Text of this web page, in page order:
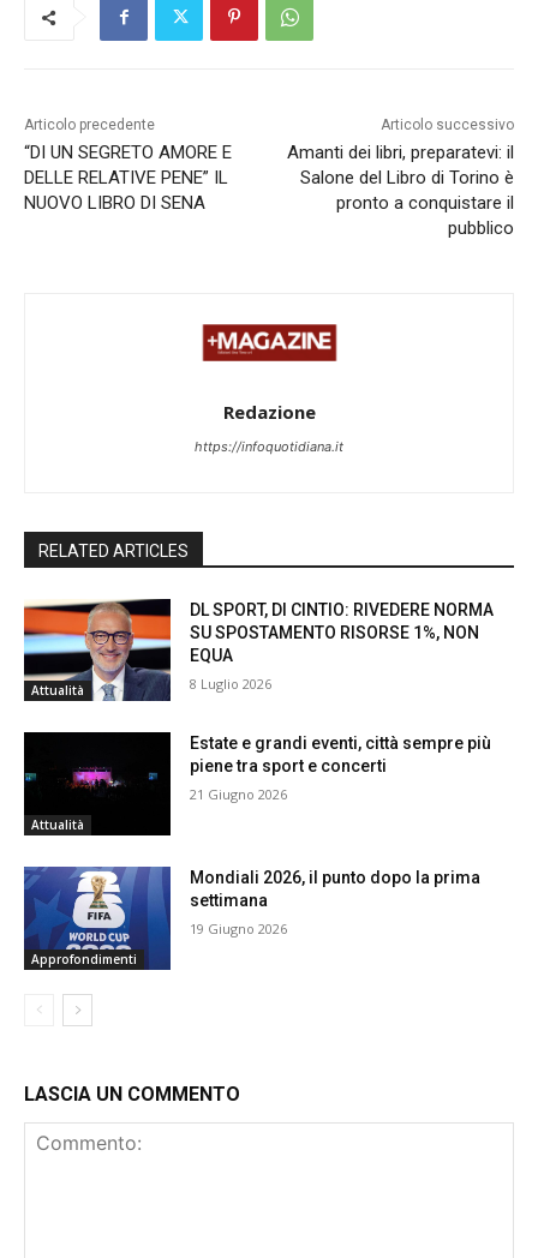
Articolo precedente
“DI UN SEGRETO AMORE E
DELLE RELATIVE PENE” IL
NUOVO LIBRO DI SENA
Articolo successivo
Amanti dei libri, preparatevi: il
Salone del Libro di Torino è
pronto a conquistare il
pubblico
Redazione
https://infoquotidiana.it
RELATED ARTICLES
Attualità
DL SPORT, DI CINTIO: RIVEDERE NORMA
SU SPOSTAMENTO RISORSE 1%, NON
EQUA
8 Luglio 2026
Attualità
Estate e grandi eventi, città sempre più
piene tra sport e concerti
21 Giugno 2026
Approfondimenti
Mondiali 2026, il punto dopo la prima
settimana
19 Giugno 2026
LASCIA UN COMMENTO